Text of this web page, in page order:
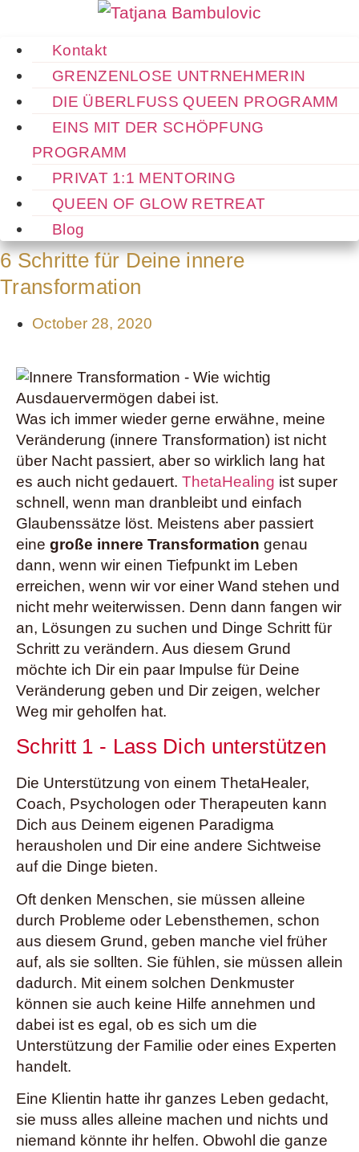
Kontakt
GRENZENLOSE UNTRNEHMERIN
DIE ÜBERLFUSS QUEEN PROGRAMM
EINS MIT DER SCHÖPFUNG
PROGRAMM
PRIVAT 1:1 MENTORING
QUEEN OF GLOW RETREAT
Blog
6 Schritte für Deine innere
Transformation
October 28, 2020
Was ich immer wieder gerne erwähne, meine
Veränderung (innere Transformation) ist nicht
über Nacht passiert, aber so wirklich lang hat
es auch nicht gedauert. ThetaHealing ist super
schnell, wenn man dranbleibt und einfach
Glaubenssätze löst. Meistens aber passiert
eine große innere Transformation genau
dann, wenn wir einen Tiefpunkt im Leben
erreichen, wenn wir vor einer Wand stehen und
nicht mehr weiterwissen. Denn dann fangen wir
an, Lösungen zu suchen und Dinge Schritt für
Schritt zu verändern. Aus diesem Grund
möchte ich Dir ein paar Impulse für Deine
Veränderung geben und Dir zeigen, welcher
Weg mir geholfen hat.
Schritt 1 - Lass Dich unterstützen
Die Unterstützung von einem ThetaHealer,
Coach, Psychologen oder Therapeuten kann
Dich aus Deinem eigenen Paradigma
herausholen und Dir eine andere Sichtweise
auf die Dinge bieten.
Oft denken Menschen, sie müssen alleine
durch Probleme oder Lebensthemen, schon
aus diesem Grund, geben manche viel früher
auf, als sie sollten. Sie fühlen, sie müssen allein
dadurch. Mit einem solchen Denkmuster
können sie auch keine Hilfe annehmen und
dabei ist es egal, ob es sich um die
Unterstützung der Familie oder eines Experten
handelt.
Eine Klientin hatte ihr ganzes Leben gedacht,
sie muss alles alleine machen und nichts und
niemand könnte ihr helfen. Obwohl die ganze